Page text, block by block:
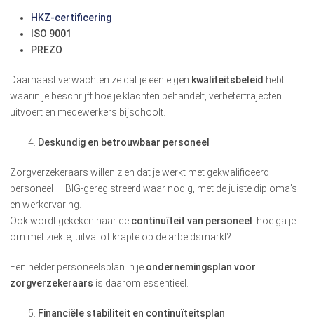
HKZ-certificering
ISO 9001
PREZO
Daarnaast verwachten ze dat je een eigen kwaliteitsbeleid hebt
waarin je beschrijft hoe je klachten behandelt, verbetertrajecten
uitvoert en medewerkers bijschoolt.
Deskundig en betrouwbaar personeel
Zorgverzekeraars willen zien dat je werkt met gekwalificeerd
personeel — BIG-geregistreerd waar nodig, met de juiste diploma’s
en werkervaring.
Ook wordt gekeken naar de continuïteit van personeel : hoe ga je
om met ziekte, uitval of krapte op de arbeidsmarkt?
Een helder personeelsplan in je ondernemingsplan voor
zorgverzekeraars is daarom essentieel.
Financiële stabiliteit en continuïteitsplan